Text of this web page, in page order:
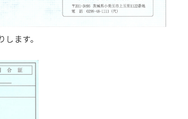
ます。